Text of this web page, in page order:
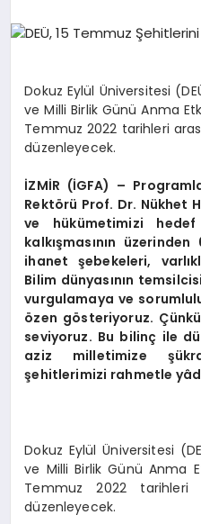
EĞITIM
EKONOMI
MAGAZIN
SAĞLIK
SPOR
Dokuz Eylül Üniversitesi
ve Milli Birlik Günü Anma
Temmuz 2022 tarihleri
düzenleyecek.
İZMİR (İGFA) –
Rektörü Prof. Dr. Nükhet
ve hükümetimizi
kalkışmasının
ihanet şebekeleri,
Bilim dünyasının
vurgulamaya ve
özen gösteriyoruz.
seviyoruz. Bu bilinç ile
aziz milletimize
şehitlerimizi rahmetle
Dokuz Eylül Üniversitesi
ve Milli Birlik Günü Anma
Temmuz 2022 tarihleri
düzenleyecek.